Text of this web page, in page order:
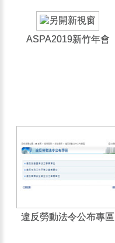
ASPA2019新竹年會
違反勞動法令公布專區